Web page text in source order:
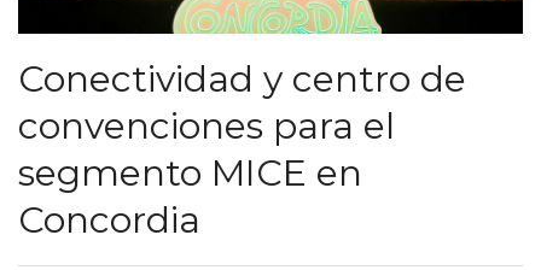
Conectividad y centro de
convenciones para el
segmento MICE en
Concordia